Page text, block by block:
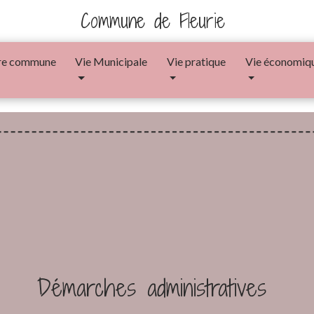
Commune de Fleurie
commune Vie Municipale Vie pratique Vie
Démarches administratives